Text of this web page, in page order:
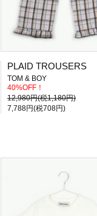
PLAID TROUSERS
TOM & BOY
40%OFF！
12,980円(税1,180円)
7,788円(税708円)